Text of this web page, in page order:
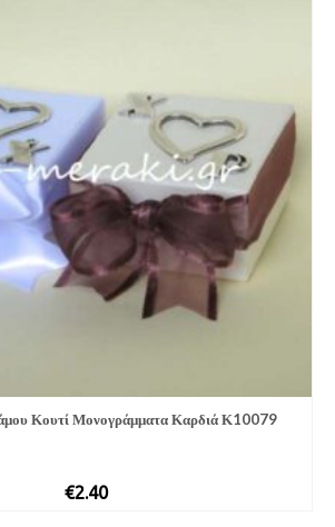
Κουτί Μονογράμματα Καρδιά Κ10079
€2.40